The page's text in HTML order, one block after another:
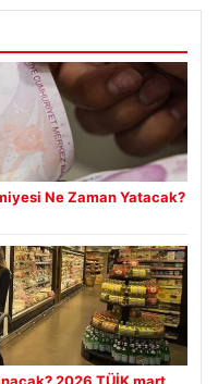
Ne Zaman Yatacak?